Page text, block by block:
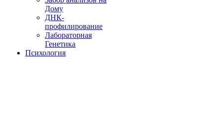
Дому
ДНК-
профилирование
Лабораторная
Генетика
Психология